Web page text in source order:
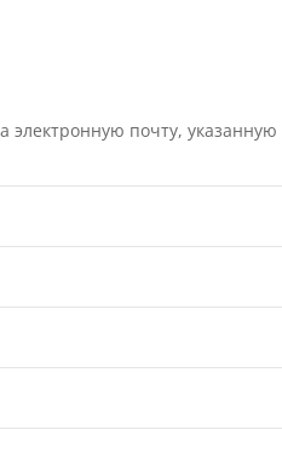
электронную почту,